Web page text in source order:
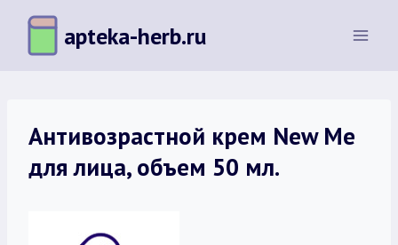
Перейти
содержимому
apteka-herb.ru
Антивозрастной крем New Me
для лица, объем 50 мл.